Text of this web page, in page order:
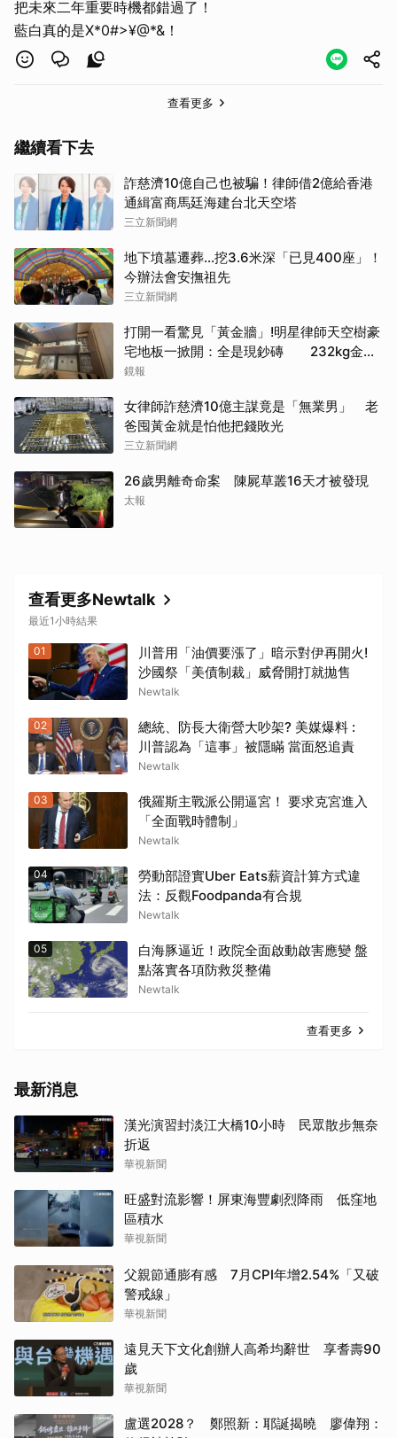
把未來二年重要時機都錯過了！
藍白真的是X*0#>¥@*&！
查看更多
繼續看下去
詐慈濟10億自己也被騙！律師借2億給香港
通緝富商馬廷海建台北天空塔
三立新聞網
地下墳墓遷葬…挖3.6米深「已見400座」！
今辦法會安撫祖先
三立新聞網
打開一看驚見「黃金牆」!明星律師天空樹豪
宅地板一掀開：全是現鈔磚 232kg金山
震撼影像曝
鏡報
女律師詐慈濟10億主謀竟是「無業男」 老
爸囤黃金就是怕他把錢敗光
三立新聞網
26歲男離奇命案 陳屍草叢16天才被發現
太報
查看更多Newtalk
最近1小時結果
01
川普用「油價要漲了」暗示對伊再開火!
沙國祭「美債制裁」威脅開打就拋售
Newtalk
02
總統、防長大衛營大吵架? 美媒爆料 :
川普認為「這事」被隱瞞 當面怒追責
Newtalk
03
俄羅斯主戰派公開逼宮！ 要求克宮進入
「全面戰時體制」
Newtalk
04
勞動部證實Uber Eats薪資計算方式違
法：反觀Foodpanda有合規
Newtalk
05
白海豚逼近！政院全面啟動啟害應變 盤
點落實各項防救災整備
Newtalk
查看更多
最新消息
漢光演習封淡江大橋10小時 民眾散步無奈
折返
華視新聞
旺盛對流影響！屏東海豐劇烈降雨 低窪地
區積水
華視新聞
父親節通膨有感 7月CPI年增2.54%「又破
警戒線」
華視新聞
遠見天下文化創辦人高希均辭世 享耆壽90
歲
華視新聞
盧選2028？ 鄭照新：耶誕揭曉 廖偉翔：